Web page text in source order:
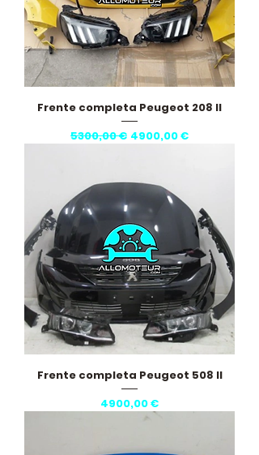
Frente completa Peugeot 208 II
Preço normal
5300,00 € Preço promocional
4900,00 €
Frente completa Peugeot 508 II
Preço
4900,00 €